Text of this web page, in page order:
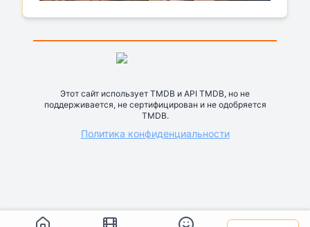
Этот сайт использует TMDB и API TMDB, но не
поддерживается, не сертифицирован и не одобряется
TMDB.
Политика конфиденциальности